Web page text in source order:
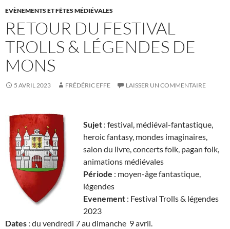
EVÈNEMENTS ET FÊTES MÉDIÉVALES
RETOUR DU FESTIVAL
TROLLS & LÉGENDES DE
MONS
5 AVRIL 2023 FRÉDÉRIC EFFE LAISSER UN COMMENTAIRE
Sujet : festival, médiéval-fantastique,
heroic fantasy, mondes imaginaires,
salon du livre, concerts folk, pagan folk,
animations médiévales
Période : moyen-âge fantastique,
légendes
Evenement : Festival Trolls & légendes
2023
Dates : du vendredi 7 au dimanche 9 avril.